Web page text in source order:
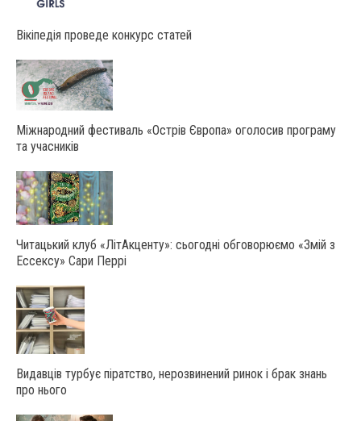
Вікіпедія проведе конкурс статей
Міжнародний фестиваль «Острів Європа» оголосив програму
та учасників
Читацький клуб «ЛітАкценту»: сьогодні обговорюємо «Змій з
Ессексу» Сари Перрі
Видавців турбує піратство, нерозвинений ринок і брак знань
про нього